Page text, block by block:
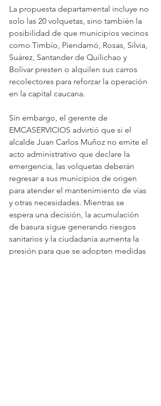
La propuesta departamental incluye no
solo las 20 volquetas, sino también la
posibilidad de que municipios vecinos
como Timbío, Piendamó, Rosas, Silvia,
Suárez, Santander de Quilichao y
Bolívar presten o alquilen sus carros
recolectores para reforzar la operación
en la capital caucana.
Sin embargo, el gerente de
EMCASERVICIOS advirtió que si el
alcalde Juan Carlos Muñoz no emite el
acto administrativo que declare la
emergencia, las volquetas deberán
regresar a sus municipios de origen
para atender el mantenimiento de vías
y otras necesidades. Mientras se
espera una decisión, la acumulación
de basura sigue generando riesgos
sanitarios y la ciudadanía aumenta la
presión para que se adopten medidas